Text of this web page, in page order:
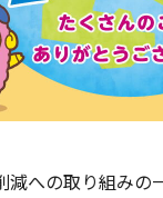
減への取り組みの